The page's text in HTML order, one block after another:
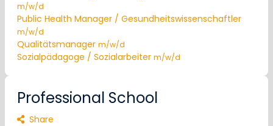
m/w/d
Public Health Manager / Gesundheitswissenschaftler
m/w/d
Qualitätsmanager m/w/d
Sozialpädagoge / Sozialarbeiter m/w/d
Professional School
Share